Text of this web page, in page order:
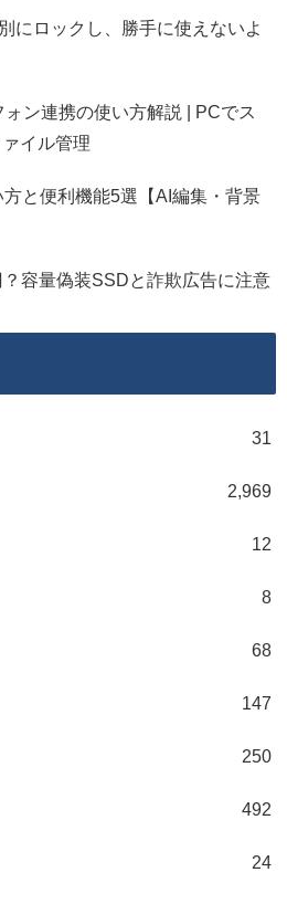
にロックし、勝手に使えないよ
ン連携の使い方解説 | PCでス
イル管理
と便利機能5選【AI編集・背景
容量偽装SSDと詐欺広告に注意
31
2,969
12
8
68
147
250
492
24